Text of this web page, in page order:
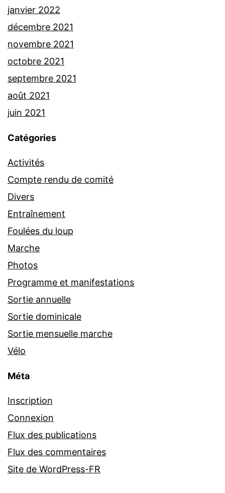
janvier 2022
décembre 2021
novembre 2021
octobre 2021
septembre 2021
août 2021
juin 2021
Catégories
Activités
Compte rendu de comité
Divers
Entraînement
Foulées du loup
Marche
Photos
Programme et manifestations
Sortie annuelle
Sortie dominicale
Sortie mensuelle marche
Vélo
Méta
Inscription
Connexion
Flux des publications
Flux des commentaires
Site de WordPress-FR